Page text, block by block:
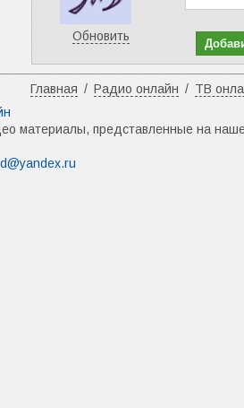
Обновить
Главная / Радио онлайн / ТВ
материалы, представленные на